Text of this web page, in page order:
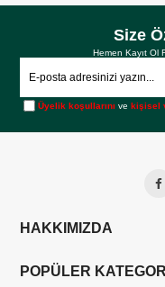
Size
Hemen Kayıt Ol
Üyelik koşullarını vekişisel
HAKKIMIZDA
POPÜLER